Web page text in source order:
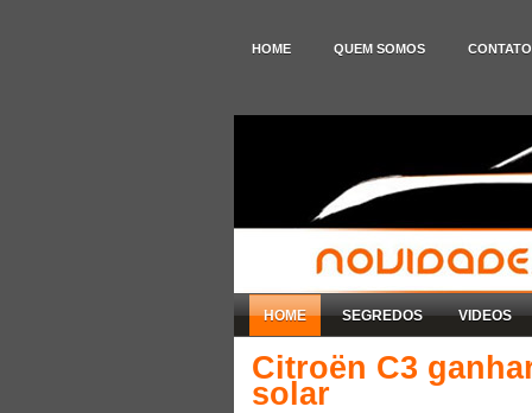
HOME QUEM SOMOS CONTATO
HOME SEGREDOS VIDEOS
Citroën C3
solar